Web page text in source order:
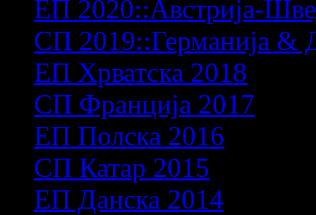
ЕП 2020::Австрија-
СП 2019::Германија &
ЕП Хрватска 2018
СП Франција 2017
ЕП Полска 2016
СП Катар 2015
ЕП Данска 2014